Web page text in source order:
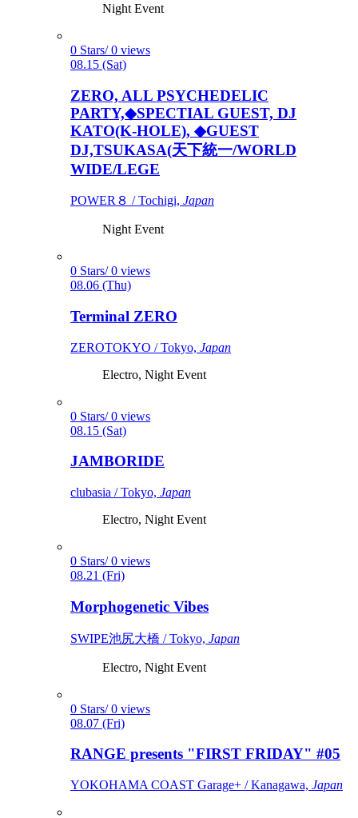
Night Event
0 Stars/ 0 views
08.15 (Sat)
ZERO, ALL PSYCHEDELIC
PARTY,◆SPECTIAL GUEST, DJ
KATO(K-HOLE), ◆GUEST
DJ,TSUKASA(天下統一/WORLD
WIDE/LEGE
POWER８ / Tochigi, Japan
Night Event
0 Stars/ 0 views
08.06 (Thu)
Terminal ZERO
ZEROTOKYO / Tokyo, Japan
Electro, Night Event
0 Stars/ 0 views
08.15 (Sat)
JAMBORIDE
clubasia / Tokyo, Japan
Electro, Night Event
0 Stars/ 0 views
08.21 (Fri)
Morphogenetic Vibes
SWIPE池尻大橋 / Tokyo, Japan
Electro, Night Event
0 Stars/ 0 views
08.07 (Fri)
RANGE presents "FIRST FRIDAY" #05
YOKOHAMA COAST Garage+ / Kanagawa, Japan